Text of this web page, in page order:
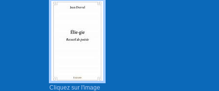
Cliquez sur l'image